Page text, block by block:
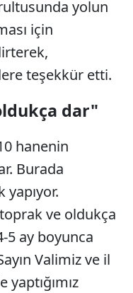
yolun
için
teşekkür etti.
dar"
hanenin
Burada
yapıyor.
ve oldukça
5 ay boyunca
Valimiz ve il